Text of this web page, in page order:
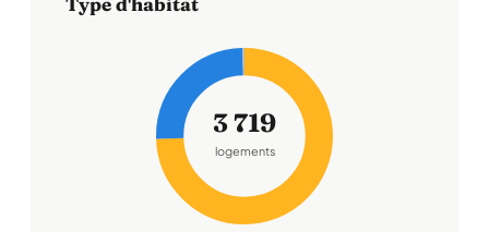
3 719
logements